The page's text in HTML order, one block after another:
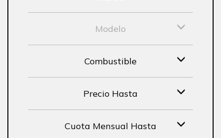
Modelo
Combustible
Precio Hasta
Cuota Mensual Hasta